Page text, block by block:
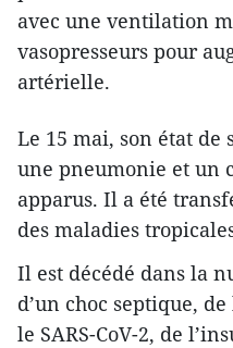
avec une ventilation
vasopresseurs pour
artérielle.
Le 15 mai, son état de
une pneumonie et un
apparus. Il a été
des maladies
Il est décédé dans la
d’un choc septique,
le SARS-CoV-2, de